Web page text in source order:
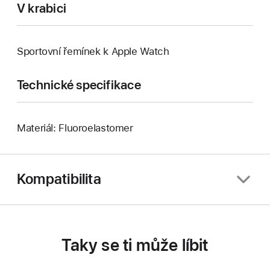
V krabici
Sportovní řemínek k Apple Watch
Technické specifikace
Materiál: Fluoroelastomer
Kompatibilita
Taky se ti může líbit